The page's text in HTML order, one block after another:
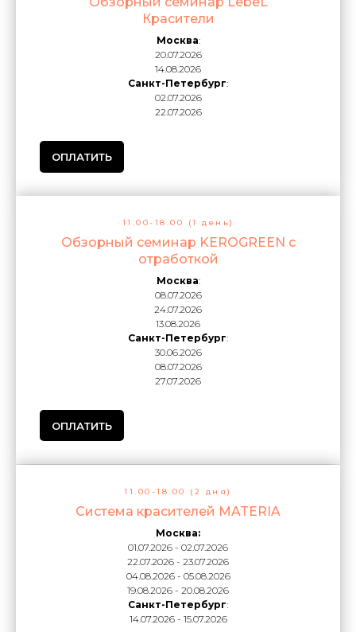
Красители
Москва:
20.07.2026
14.08.2026
Санкт-Петербург:
02.07.2026
22.07.2026
ОПЛАТИТЬ
11.00-18.00 (1 день)
Обзорный семинар KEROGREEN с
отработкой
Москва:
08.07.2026
24.07.2026
13.08.2026
Санкт-Петербург:
30.06.2026
08.07.2026
27.07.2026
ОПЛАТИТЬ
11.00-18.00 (2 дня)
Система красителей MATERIA
Москва:
01.07.2026 - 02.07.2026
22.07.2026 - 23.07.2026
04.08.2026 - 05.08.2026
19.08.2026 - 20.08.2026
Санкт-Петербург:
14.07.2026 - 15.07.2026